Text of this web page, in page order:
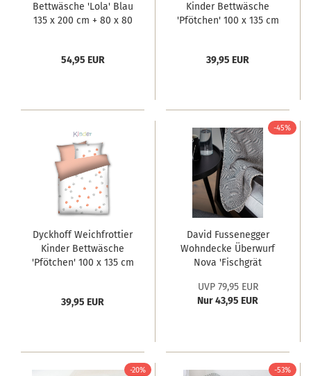
Bettwäsche 'Lola' Blau
135 x 200 cm + 80 x 80
54,95 EUR
Kinder Bettwäsche
'Pfötchen' 100 x 135 cm
39,95 EUR
Dyckhoff Weichfrottier
Kinder Bettwäsche
'Pfötchen' 100 x 135 cm
39,95 EUR
-45%
David Fussenegger
Wohndecke Überwurf
Nova 'Fischgrät
cm Anthrazit
UVP 79,95 EUR
Nur 43,95 EUR
-20% -53%